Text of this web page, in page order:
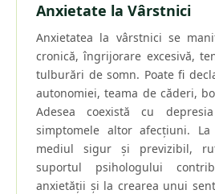
Anxietate la Vârstnici
Anxietatea la vârstnici se
cronică, îngrijorare excesivă,
tulburări de somn. Poate fi
autonomiei, teama de căderi,
Adesea coexistă cu
simptomele altor afecțiuni. La
mediul sigur și previzibil,
suportul psihologului
anxietății și la crearea unui